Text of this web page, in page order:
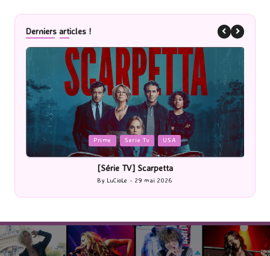
Derniers articles !
Posted
in
Prime Serie Tv USA
[Série TV] Scarpetta
Posted
by
By LuCioLe 29 mai 2026